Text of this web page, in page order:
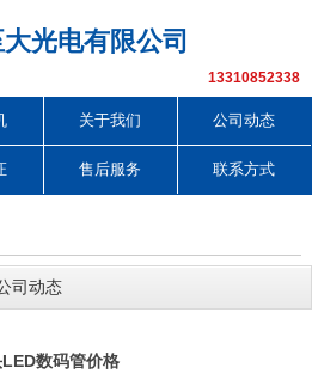
光电有限公司
13310852338
关于我们 公司动态
售后服务 联系方式
司动态
数码管价格